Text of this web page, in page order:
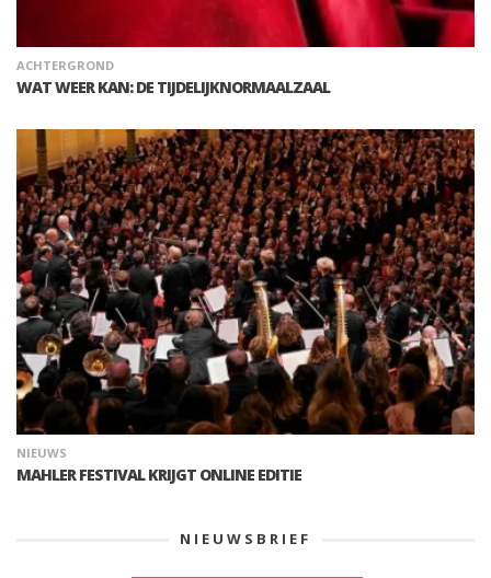
ACHTERGROND
WAT WEER KAN: DE TIJDELIJKNORMAALZAAL
NIEUWS
MAHLER FESTIVAL KRIJGT ONLINE EDITIE
NIEUWSBRIEF